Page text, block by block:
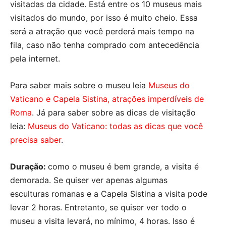
visitadas da cidade. Está entre os 10 museus mais
visitados do mundo, por isso é muito cheio. Essa
será a atração que você perderá mais tempo na
fila, caso não tenha comprado com antecedência
pela internet.
Para saber mais sobre o museu leia Museus do
Vaticano e Capela Sistina, atrações imperdíveis de
Roma. Já para saber sobre as dicas de visitação
leia: Museus do Vaticano: todas as dicas que você
precisa saber.
Duração: como o museu é bem grande, a visita é
demorada. Se quiser ver apenas algumas
esculturas romanas e a Capela Sistina a visita pode
levar 2 horas. Entretanto, se quiser ver todo o
museu a visita levará, no mínimo, 4 horas. Isso é